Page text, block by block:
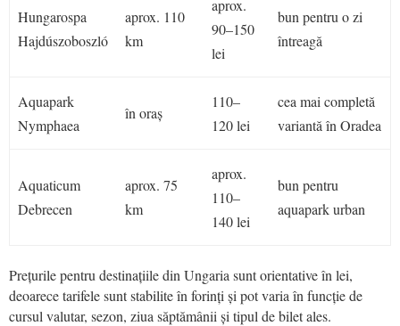
Hungarospa
Hajdúszoboszló
aprox. 110
km
aprox.
90–150
lei
bun pentru o zi
întreagă
Aquapark
Nymphaea
în oraș
110–
120 lei
cea mai completă
variantă în Oradea
Aquaticum
Debrecen
aprox. 75
km
aprox.
110–
140 lei
bun pentru
aquapark urban
Prețurile pentru destinațiile din Ungaria sunt orientative în lei,
deoarece tarifele sunt stabilite în forinți și pot varia în funcție de
cursul valutar, sezon, ziua săptămânii și tipul de bilet ales.